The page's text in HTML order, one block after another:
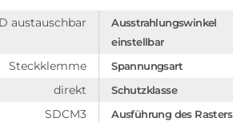
austauschbar
Ausstrahlungswinkel
einstellbar
Steckklemme Spannungsart
direkt Schutzklasse
SDCM3 Ausführung des Rasters